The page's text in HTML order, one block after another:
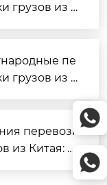
грузов из К
пе
грузов из К
перевозк
из Китая: Т